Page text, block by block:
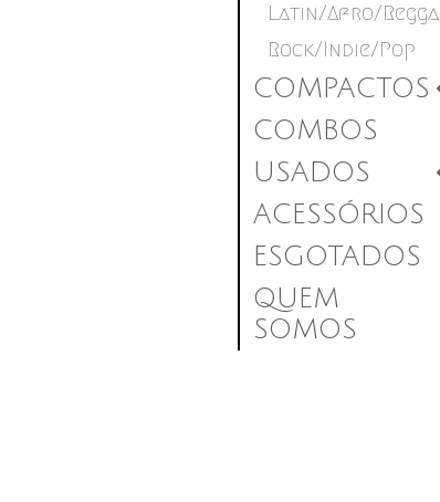
Latin/Afro/
Rock/Indie/Pop
COMPACTOS
COMBOS
USADOS
ACESSÓRIOS
ESGOTADOS
QUEM
SOMOS